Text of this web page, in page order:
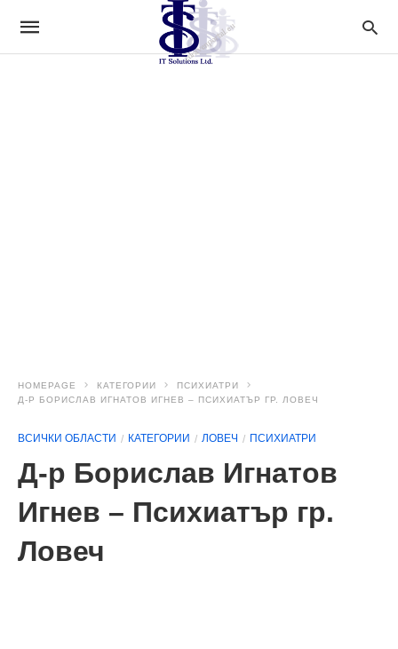
HOMEPAGE КАТЕГОРИИ
ПСИХИАТРИ
Д-Р БОРИСЛАВ ИГНАТОВ ИГНЕВ – ПСИХИАТЪР ГР. ЛОВЕЧ
ВСИЧКИ ОБЛАСТИ КАТЕГОРИИ ЛОВЕЧ ПСИХИАТРИ
Д-р Борислав Игнатов
Игнев – Психиатър гр.
Ловеч